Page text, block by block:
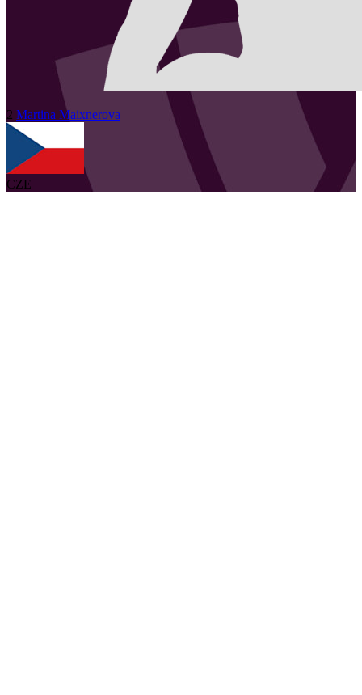
2 Martina Maixnerova
CZE